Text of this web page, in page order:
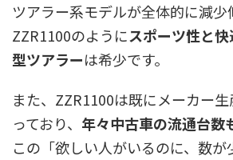
ツアラー系モデルが全体的に減少
ZZR1100のようにスポーツ性と
型ツアラーは希少です。
また、ZZR1100は既にメーカー
っており、 年々中古車の流通台数
この「欲しい人がいるのに、数